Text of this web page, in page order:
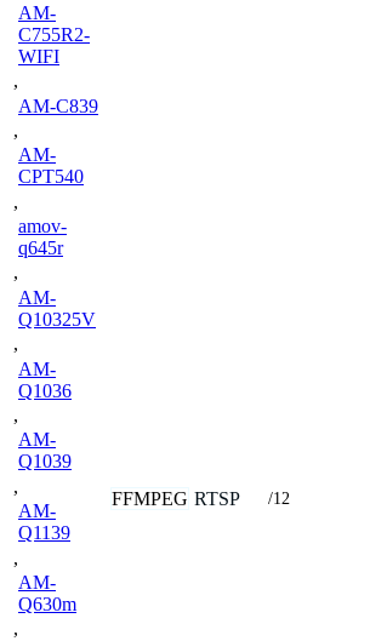
AM-
C755R2-
WIFI
,
AM-C839
,
AM-
CPT540
,
amov-
q645r
,
AM-
Q10325V
,
AM-
Q1036
,
AM-
Q1039
,
AM-
Q1139
,
AM-
Q630m
,
FFMPEG RTSP /12